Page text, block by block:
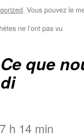
. Vous pouvez le
ne l’ont pas vu
Ce que
h 14 min